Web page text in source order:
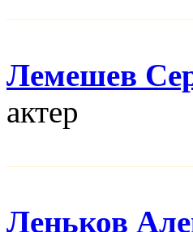
Лемешев
актер
Леньков